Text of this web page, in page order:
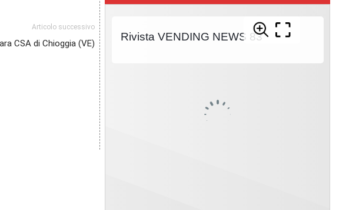
Articolo successivo
CSA di Chioggia (VE)